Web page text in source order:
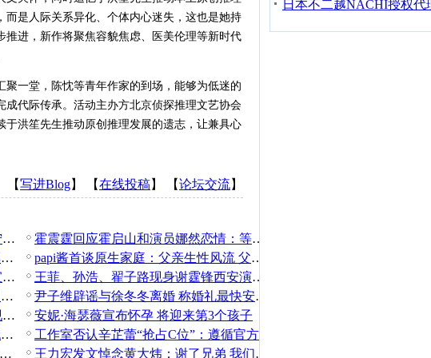
是人际关系异化、个体内心迷失，这也是她持
进，新作将聚焦容貌焦虑、医美伦理等新时代
一堂，陈忱等青年作家的到场，能够为低迷的
代际传承。活动主办方北京侦探推理文艺协会
洪笙先生推动原创推理发展的遗志，让兼具心
【写进Blog】 【在线投稿】 【论坛交流】
第33届《东方风云榜》荣耀收官 刘宇宁斩获四奖成全场最大赢家
霍震霆回应霍启山和演员娜然恋情：等他自己答
韩红道歉：随口一句“走个面” 过于轻率随意
papi酱首谈原生家庭：父亲生性风流 父母老吵架
诺一颜值引热议 刘烨：蹭个儿子热度宣传电影
王菲、孙浩、翟子路现身谢霆锋西安演唱会
梁朝伟64岁生日 刘嘉玲晒“贴贴站”合照告白
尹子维辟谣与徐冬冬离婚 称婚礼最快安排在11月
森碟用流利英文给爸爸田亮当翻译 表现大方
安妮·海瑟薇宣布怀孕 将迎来第3个孩子
贾乃亮回应“为何不停止直播带货” 称无戏可拍
陈奕迅豪掷超1.82亿港币购入超级豪宅 引发热议
王力宏发文悼念黄大炜：谢了兄弟 我们再见